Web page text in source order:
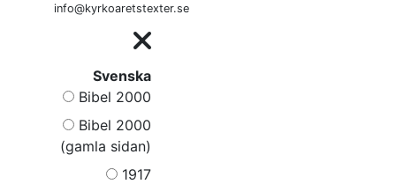
info@kyrkoaretstexter.se
Svenska
Bibel 2000
Bibel 2000
(gamla sidan)
1917